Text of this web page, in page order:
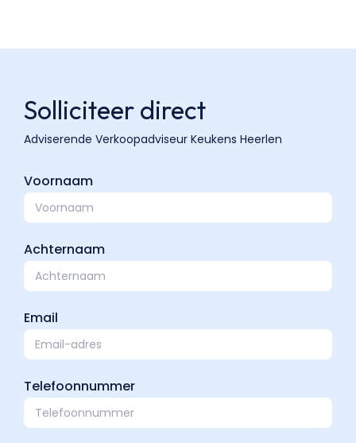
Solliciteer direct
Voornaam
Achternaam
Email
Telefoonnummer